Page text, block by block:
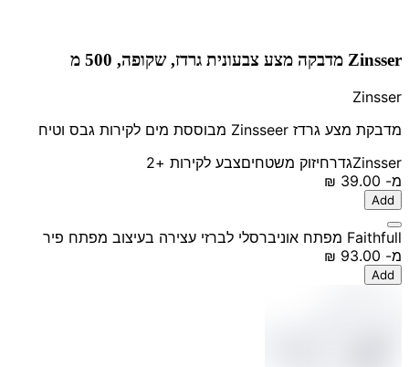
Zinsser מדבקה מצע צבעונית גרדז, שקופה, 500 מ
Zinsser
מדבקת מצע גרדז Zinsseer מבוססת מים לקירות גבס וטיח
Zinsserגדרחיזוק משטחיםצבע לקירות +2
מ-
Add
Faithfull מפתח אוניברסלי לברזי עצירה בעיצוב מפתח פיר
מ-
Add